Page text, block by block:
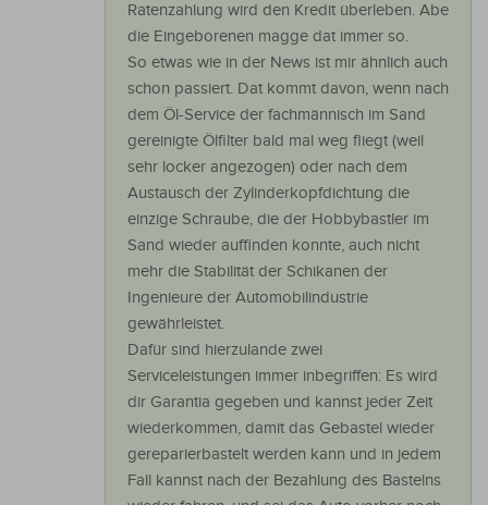
Ratenzahlung wird den Kredit überleben. Abe
die Eingeborenen magge dat immer so.
So etwas wie in der News ist mir ähnlich auch
schon passiert. Dat kommt davon, wenn nach
dem Öl-Service der fachmännisch im Sand
gereinigte Ölfilter bald mal weg fliegt (weil
sehr locker angezogen) oder nach dem
Austausch der Zylinderkopfdichtung die
einzige Schraube, die der Hobbybastler im
Sand wieder auffinden konnte, auch nicht
mehr die Stabilität der Schikanen der
Ingenieure der Automobilindustrie
gewährleistet.
Dafür sind hierzulande zwei
Serviceleistungen immer inbegriffen: Es wird
dir Garantia gegeben und kannst jeder Zeit
wiederkommen, damit das Gebastel wieder
gereparierbastelt werden kann und in jedem
Fall kannst nach der Bezahlung des Bastelns